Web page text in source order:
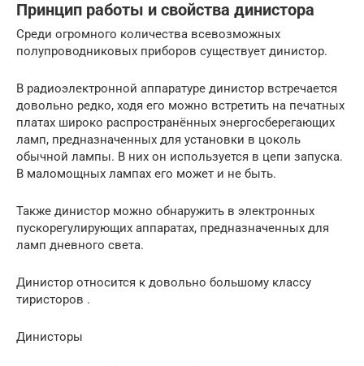
Принцип работы и свойства динистора
Среди огромного количества всевозможных
полупроводниковых приборов существует динистор.
В радиоэлектронной аппаратуре динистор встречается
довольно редко, ходя его можно встретить на печатных
платах широко распространённых энергосберегающих
ламп, предназначенных для установки в цоколь
обычной лампы. В них он используется в цепи запуска.
В маломощных лампах его может и не быть.
Также динистор можно обнаружить в электронных
пускорегулирующих аппаратах, предназначенных для
ламп дневного света.
Динистор относится к довольно большому классу
тиристоров .
Динисторы